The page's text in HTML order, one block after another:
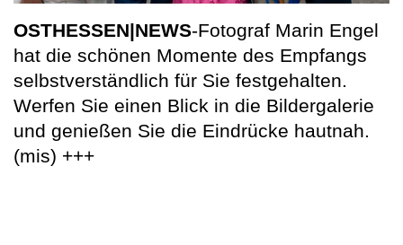
OSTHESSEN|NEWS-Fotograf Marin Engel
hat die schönen Momente des Empfangs
selbstverständlich für Sie festgehalten.
Werfen Sie einen Blick in die Bildergalerie
und genießen Sie die Eindrücke hautnah.
(mis) +++